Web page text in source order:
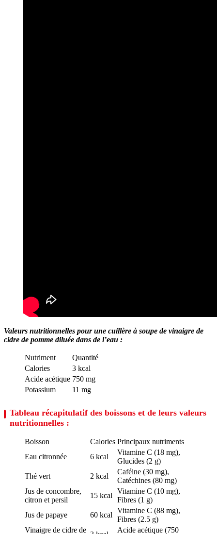
Valeurs nutritionnelles pour une cuillère à soupe de vinaigre de
cidre de pomme diluée dans de l’eau :
Nutriment
Quantité
Calories
3 kcal
Acide acétique 750 mg
Potassium
11 mg
Tableau récapitulatif des boissons et de leurs valeurs
nutritionnelles :
Boisson Calories Principaux nutriments
Eau citronnée
6 kcal
Vitamine C (18 mg),
Glucides (2 g)
Thé vert
2 kcal
Caféine (30 mg),
Catéchines (80 mg)
Jus de concombre,
citron et persil
15 kcal
Vitamine C (10 mg),
Fibres (1 g)
Jus de papaye
60 kcal
Vitamine C (88 mg),
Fibres (2.5 g)
Vinaigre de cidre de
Acide acétique (750